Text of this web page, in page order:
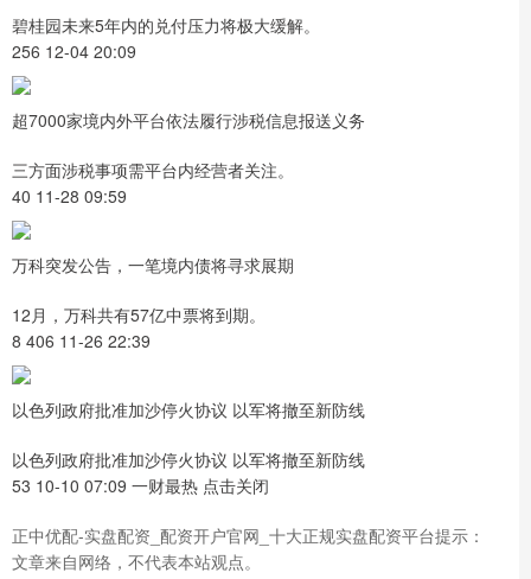
碧桂园未来5年内的兑付压力将极大缓解。
256 12-04 20:09
超7000家境内外平台依法履行涉税信息报送义务
三方面涉税事项需平台内经营者关注。
40 11-28 09:59
万科突发公告，一笔境内债将寻求展期
12月，万科共有57亿中票将到期。
8 406 11-26 22:39
以色列政府批准加沙停火协议 以军将撤至新防线
以色列政府批准加沙停火协议 以军将撤至新防线
53 10-10 07:09 一财最热 点击关闭
正中优配-实盘配资_配资开户官网_十大正规实盘配资平台提示：
文章来自网络，不代表本站观点。